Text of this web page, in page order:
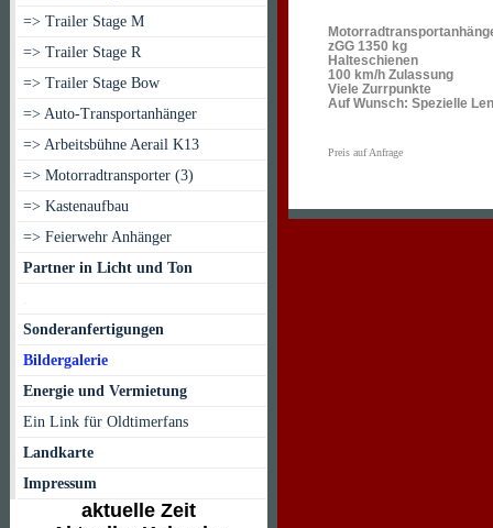
=> Trailer Stage M
=> Trailer Stage R
=> Trailer Stage Bow
=> Auto-Transportanhänger
=> Arbeitsbühne Aerail K13
=> Motorradtransporter (3)
=> Kastenaufbau
=> Feierwehr Anhänger
Partner in Licht und Ton
Sonderanfertigungen
Bildergalerie
Energie und Vermietung
Ein Link für Oldtimerfans
Landkarte
Impressum
aktuelle Zeit
zGG 1350 kg
Halteschienen
100 km/h Zulassung
Viele Zurrpunkte
Auf Wunsch: Spezielle
Preis auf Anfrage